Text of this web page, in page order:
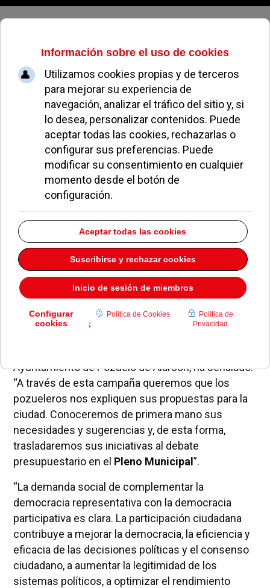
Sábado, 08 de agosto de 2026
El Grupo Municipal Socialista
inicia la Campaña de
Presupuestos Participativos
MAR MARTÍNEZ NOTICIAS DE POZUELO 31 OCTUBRE 2012
Un año más se acerca el momento de debatir y
aprobar el presupuesto del Ayuntamiento de
Pozuelo para el próximo año. Por noveno año
consecutivo elGrupo Municipal Socialistainicia
la campaña dePresupuestos Participativos
principal objetivo de esta campaña es conocer y
establecer las prioridades cotidianas de Pozuelo y
de sus vecinos e incluirlas en el Presupuesto para
2013 que se aprobará el mes próximo.
Ayuntamiento de Pozuelo de Alarcón, ha señalado:
“A través de esta campaña queremos que los
pozueleros nos expliquen sus propuestas para la
ciudad. Conoceremos de primera mano sus
necesidades y sugerencias y, de esta forma,
trasladaremos sus iniciativas al debate
presupuestario en el Pleno Municipal ”.
“La demanda social de complementar la
democracia representativa con la democracia
participativa es clara. La participación ciudadana
contribuye a mejorar la democracia, la efi­ciencia y
eficacia de las decisiones políticas y el consenso
ciudadano, a aumentar la legitimidad de los
sistemas políticos, a optimizar el rendimiento